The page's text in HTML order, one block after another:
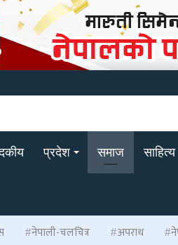
प्रदेश समाज साहित्य
नेपाली-चलचित्र अपराध